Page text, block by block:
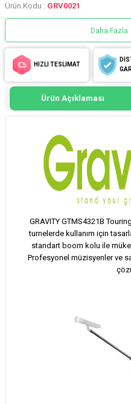
Ürün Kodu : GRV0021
Daha Fazla
HIZLI TESLİMAT
Ürün Açıklaması
GRAVITY GTMS4321B
turnelerde kullanım için
standart boom kolu ile
Profesyonel müzisyenler ve